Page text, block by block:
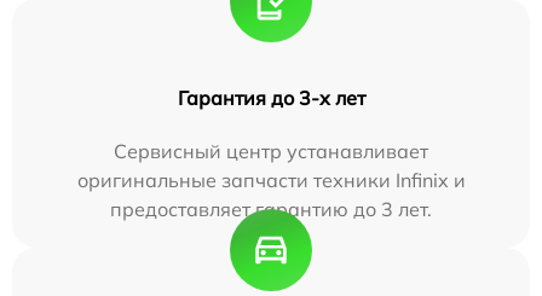
Гарантия до 3-х лет
Сервисный центр устанавливает
оригинальные запчасти техники Infinix и
предоставляет гарантию до 3 лет.